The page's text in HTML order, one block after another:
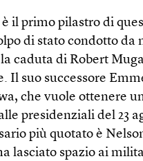
è il primo pilastro di
di stato condotto da
caduta di Robert
Il suo successore
che vuole ottenere
presidenziali del 23
più quotato è
lasciato spazio ai